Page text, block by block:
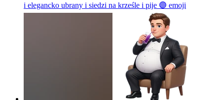
i elegancko ubrany i siedzi na krześle i pije 🟣 emoji